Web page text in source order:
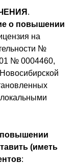
.
о повышении
на
№
№ 0004460,
(иметь
: